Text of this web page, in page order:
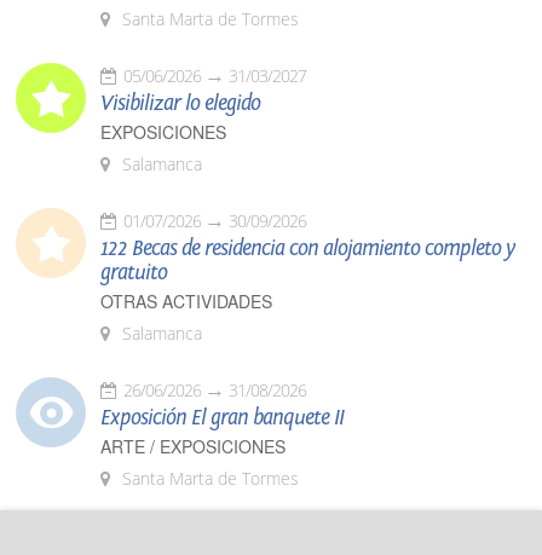
Santa Marta de Tormes
05/06/2026 31/03/2027
Visibilizar lo elegido
EXPOSICIONES
Salamanca
01/07/2026 30/09/2026
122 Becas de residencia con alojamiento completo y
gratuito
OTRAS ACTIVIDADES
Salamanca
26/06/2026 31/08/2026
Exposición El gran banquete II
ARTE / EXPOSICIONES
Santa Marta de Tormes